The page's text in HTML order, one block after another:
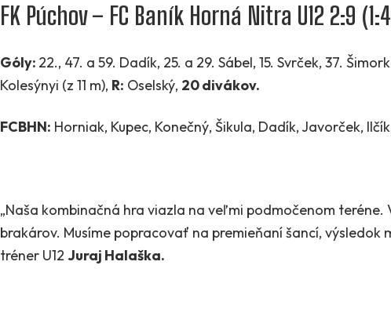
FK Púchov – FC Baník Horná Nitra U12 2:9
Góly: 22., 47. a 59. Dadík, 25. a 29. Sábel, 15. Svrček, 37.
Kolesýnyi (z 11 m), R: Oselský, 20 divákov.
FCBHN: Horniak, Kupec, Konečný, Šikula, Dadík, Javorček,
„Naša kombinačná hra viazla na veľmi podmočenom teréne.
brakárov. Musíme popracovať na premieňaní šancí,
tréner U12 Juraj Halaška.